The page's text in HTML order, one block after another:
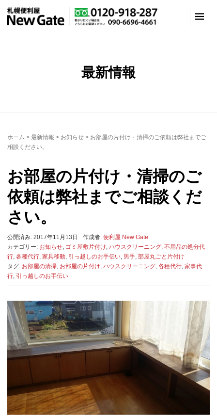
最新情報
ホーム > 最新情報 > お知らせ > お部屋の片付け・清掃のご依頼は弊社までご
相談ください。
お部屋の片付け・清掃のご
依頼は弊社までご相談くだ
さい。
公開済み: 2017年11月13日 作成者: 便利屋 New Gate
カテゴリー: お知らせ, ゴミ屋敷片付け, ハウスクリーニング, 不用品の処分代
行, 各種代行, 家具移動, 引っ越しのお手伝い, 男手, 部屋丸ごと片付け
タグ: お部屋の清掃, お部屋の片付け, ハウスクリーニング, 各種代行, 家事代
行, 引っ越しのお手伝い